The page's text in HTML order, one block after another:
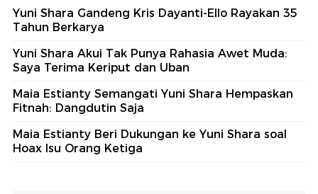
Yuni Shara Gandeng Kris Dayanti-Ello Rayakan 35
Tahun Berkarya
Yuni Shara Akui Tak Punya Rahasia Awet Muda:
Saya Terima Keriput dan Uban
Maia Estianty Semangati Yuni Shara Hempaskan
Fitnah: Dangdutin Saja
Maia Estianty Beri Dukungan ke Yuni Shara soal
Hoax Isu Orang Ketiga